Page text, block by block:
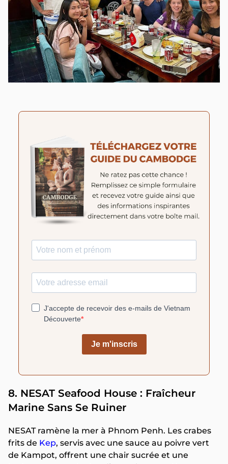
8. NESAT Seafood House : Fraîcheur
Marine Sans Se Ruiner
NESAT ramène la mer à Phnom Penh. Les crabes
frits de Kep, servis avec une sauce au poivre vert
de Kampot, offrent une chair sucrée et une